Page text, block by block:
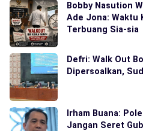
Bobby Nasution
Ade Jona: Waktu
Terbuang Sia-sia
Defri: Walk Out
Dipersoalkan,
Irham Buana:
Jangan Seret